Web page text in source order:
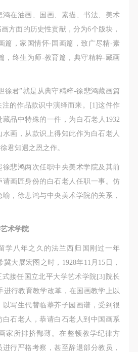
鸿在油画、国画、素描、书法、美术
方面的历史性贡献，分为6个版块，
篇，家国情怀-国画篇，致广尽精-素
，终生为师-教育篇，典守精粹-藏画
徐君”就是从典守精粹-徐悲鸿藏画篇
的作品款识中演绎而来。[1]这件作
藏品中特殊的一件，为白石老人1932
画，从款识上得知此作为白石老人
君知遇之恩之作。
徐悲鸿两次任职中央美术学院及其前
画匠身份的白石老人任职一事。仿
，徐悲鸿与中央美术学院的关系，
术学院
学八年之久的法兰西归国刚过一年
大展宏图之时，1928年11月15日，
接任国立北平大学艺术学院[3]院长
进行教育教学改革，在国画教学上以
写生代替临摹芥子园画谱，受到很
白石老人，恭请白石老人到中国画系
家所排挤鄙薄。在整顿教学纪律方
行严格考察，甚至辞退部分教员，
和经济责任。参加本次活动者
及相关连带责任。
期间应主动遵守美术馆活动秩
展示、展览、馆藏艺术作品及
一旦因个人原因造成美术馆场
生品等受到不同程度的损失、
故当事人及美术馆将不承担相
参与活动者根据相应的法律条
和赔偿。并追究相应的法律责
时应当在美术馆工作人员及活
行，并正确的使用活动中所涉
相应绘画工具、创作材料及配
受伤、伤害他人及造成相应工
的故障或损坏。参与活动者应
，并主动赔偿相应的经济损
当事人及美术馆将不承担人身
像权许可使用协议
广告法》、《中华人民共和国
民法院关于贯彻执行 《中华
和经济责任。参加本次活动者
及相关连带责任。
期间应主动遵守美术馆活动秩
展示、展览、馆藏艺术作品及
一旦因个人原因造成美术馆场
生品等受到不同程度的损失、
故当事人及美术馆将不承担相
参与活动者根据相应的法律条
和赔偿。并追究相应的法律责
时应当在美术馆工作人员及活
行，并正确的使用活动中所涉
相应绘画工具、创作材料及配
受伤、伤害他人及造成相应工
的故障或损坏。参与活动者应
，并主动赔偿相应的经济损
当事人及美术馆将不承担人身
像权许可使用协议
广告法》、《中华人民共和国
民法院关于贯彻执行 《中华
和经济责任。参加本次活动者
及相关连带责任。
期间应主动遵守美术馆活动秩
展示、展览、馆藏艺术作品及
一旦因个人原因造成美术馆场
生品等受到不同程度的损失、
故当事人及美术馆将不承担相
参与活动者根据相应的法律条
和赔偿。并追究相应的法律责
时应当在美术馆工作人员及活
行，并正确的使用活动中所涉
相应绘画工具、创作材料及配
受伤、伤害他人及造成相应工
的故障或损坏。参与活动者应
，并主动赔偿相应的经济损
当事人及美术馆将不承担人身
像权许可使用协议
广告法》、《中华人民共和国
民法院关于贯彻执行 《中华